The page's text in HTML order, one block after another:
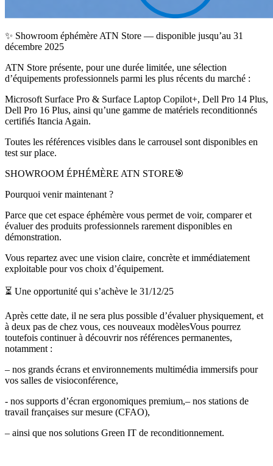
✨ Showroom éphémère ATN Store — disponible jusqu’au 31
décembre 2025
ATN Store présente, pour une durée limitée, une sélection
d’équipements professionnels parmi les plus récents du marché :
Microsoft Surface Pro & Surface Laptop Copilot+, Dell Pro 14 Plus,
Dell Pro 16 Plus, ainsi qu’une gamme de matériels reconditionnés
certifiés Itancia Again.
Toutes les références visibles dans le carrousel sont disponibles en
test sur place.
SHOWROOM ÉPHÉMÈRE ATN STORE🎯
Pourquoi venir maintenant ?
Parce que cet espace éphémère vous permet de voir, comparer et
évaluer des produits professionnels rarement disponibles en
démonstration.
Vous repartez avec une vision claire, concrète et immédiatement
exploitable pour vos choix d’équipement.
⏳ Une opportunité qui s’achève le 31/12/25
Après cette date, il ne sera plus possible d’évaluer physiquement, et
à deux pas de chez vous, ces nouveaux modèlesVous pourrez
toutefois continuer à découvrir nos références permanentes,
notamment :
– nos grands écrans et environnements multimédia immersifs pour
vos salles de visioconférence,
- nos supports d’écran ergonomiques premium,– nos stations de
travail françaises sur mesure (CFAO),
– ainsi que nos solutions Green IT de reconditionnement.